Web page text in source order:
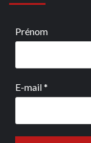
Prénom
E-mail*